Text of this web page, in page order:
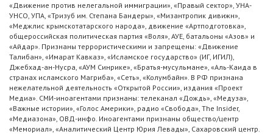
«Движение против нелегальной иммиграции», «Правый сектор», УНА-
УНСО, УПА, «Тризуб им. Степана Бандеры», «Мизантропик дивижн»,
«Меджлис крымскотатарского народа», движение «Артподготовка»,
общероссийская политическая партия «Воля», АУЕ, батальоны «Азов» и
«Айдар». Признаны террористическими и запрещены: «Движение
Талибан», «Имарат Кавказ», «Исламское государство» (ИГ, ИГИЛ),
Джебхад-ан-Нусра, «АУМ Синрике», «Братья-мусульмане», «Аль-Каида в
странах исламского Магриба», «Сеть», «Колумбайн». В РФ признана
нежелательной деятельность «Открытой России», издания «Проект
Медиа». СМИ-иноагентами признаны: телеканал «Дождь», «Медуза»,
«Важные истории», «Голос Америки», радио «Свобода», The Insider,
«Медиазона», ОВД-инфо. Иноагентами признаны общество/центр
«Мемориал», «Аналитический Центр Юрия Левады», Сахаровский центр.